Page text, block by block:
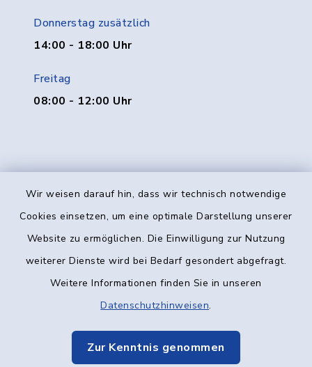
Wir weisen darauf hin, dass wir technisch notwendige
Cookies einsetzen, um eine optimale Darstellung unserer
Website zu ermöglichen. Die Einwilligung zur Nutzung
weiterer Dienste wird bei Bedarf gesondert abgefragt.
Weitere Informationen finden Sie in unseren
Datenschutzhinweisen.
Zur Kenntnis genommen
Donnerstag zusätzlich
14:00 - 18:00 Uhr
Freitag
08:00 - 12:00 Uhr
Kontakt
Datenschutz
Elektronische Kommunikation